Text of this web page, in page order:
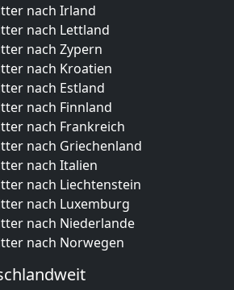
nach Irland
nach Lettland
nach Zypern
nach Kroatien
nach Estland
nach Finnland
nach Frankreich
nach Griechenland
nach Italien
nach Liechtenstein
nach Luxemburg
nach Niederlande
nach Norwegen